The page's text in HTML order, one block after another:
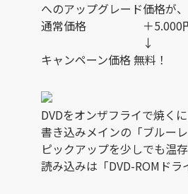
へのアップグレード価格が、
通常価格 ＋5.000円(
↓
キャンペーン価格 無料！
DVDをオンザフライで焼くに
書き込みメインの「ブルー
ピックアップを少しでも温
読み込みは「DVD-ROMドラ